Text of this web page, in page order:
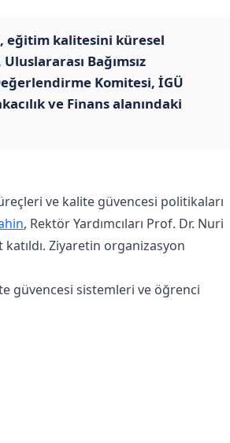
eğitim kalitesini küresel
Bağımsız
Komitesi, İGÜ
ve Finans alanındaki
ve kalite güvencesi politikaları
, Rektör Yardımcıları Prof. Dr. Nuri
Ziyaretin organizasyon
güvencesi sistemleri ve öğrenci